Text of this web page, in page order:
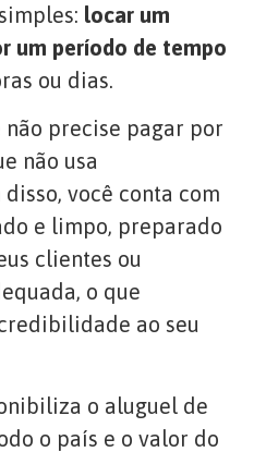
locar um
um período de tempo
ou dias.
precise pagar por
não usa
você conta com
e limpo, preparado
clientes ou
o que
ao seu
o aluguel de
o país e o valor do